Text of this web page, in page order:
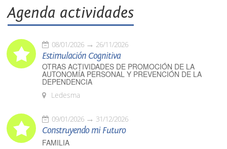
Agenda actividades
08/01/2026 26/11/2026
Estimulación Cognitiva
OTRAS ACTIVIDADES DE PROMOCIÓN DE LA
AUTONOMÍA PERSONAL Y PREVENCIÓN DE LA
DEPENDENCIA
Ledesma
09/01/2026 31/12/2026
Construyendo mi Futuro
FAMILIA